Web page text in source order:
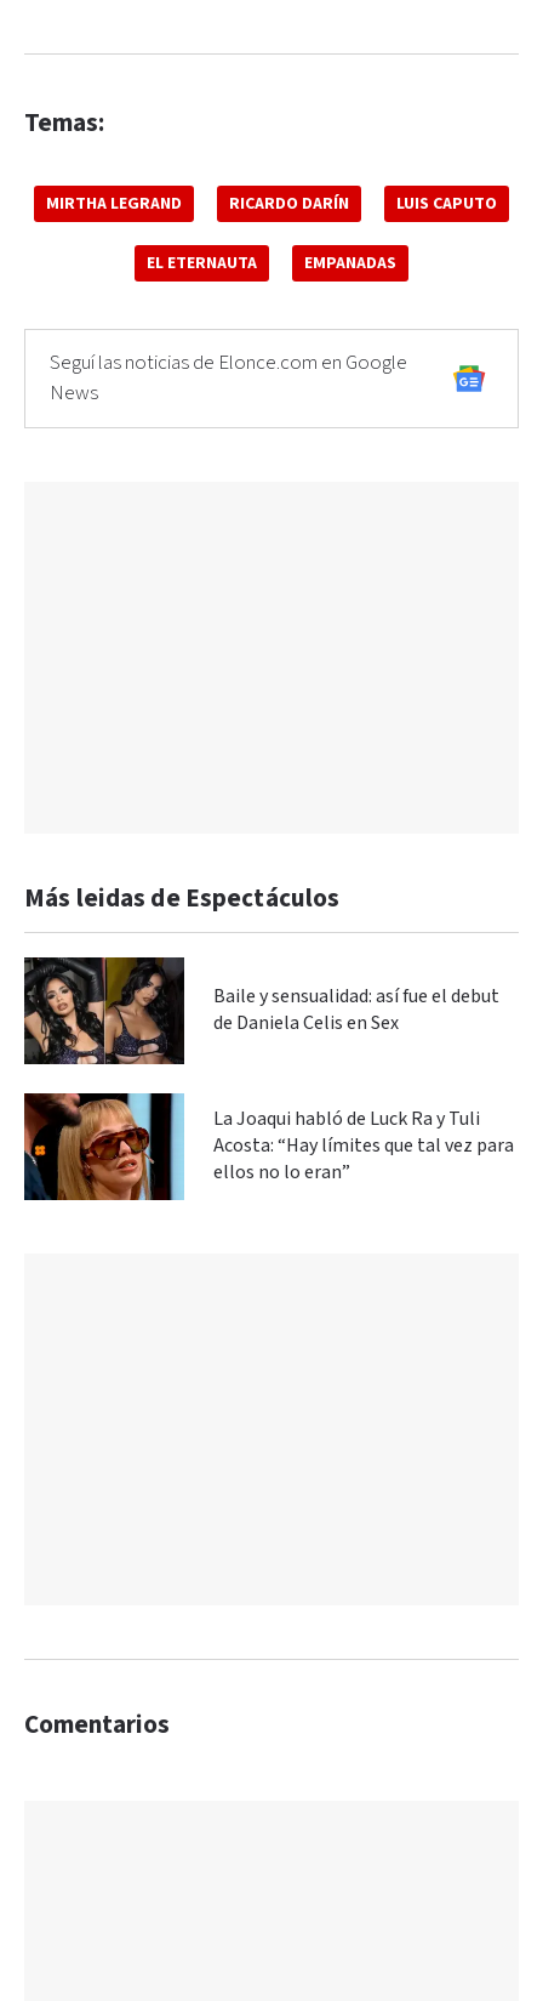
Temas:
MIRTHA LEGRAND RICARDO DARÍN LUIS CAPUTO
EL ETERNAUTA EMPANADAS
Seguí las noticias de Elonce.com en Google
News
Más leidas de Espectáculos
Baile y sensualidad: así fue el debut
de Daniela Celis en Sex
La Joaqui habló de Luck Ra y Tuli
Acosta: “Hay límites que tal vez para
ellos no lo eran”
Comentarios